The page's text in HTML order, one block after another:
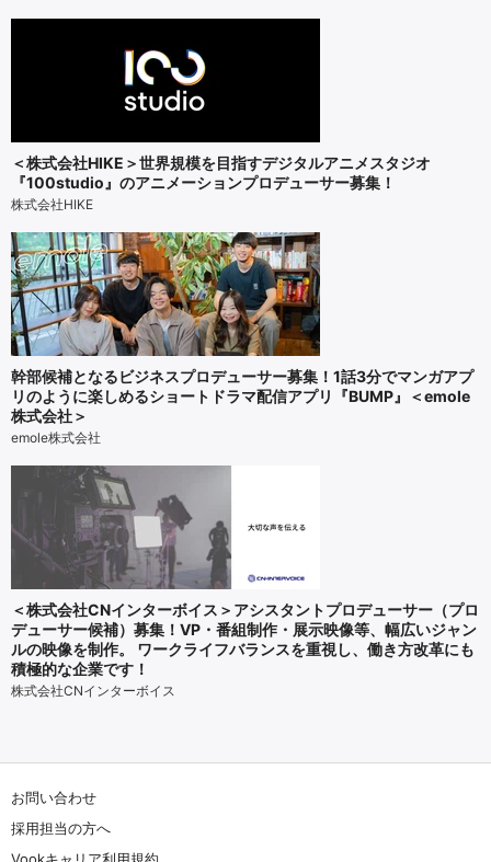
＜株式会社HIKE＞世界規模を目指すデジタルアニメスタジオ
『100studio』のアニメーションプロデューサー募集！
株式会社HIKE
幹部候補となるビジネスプロデューサー募集！1話3分でマンガアプ
リのように楽しめるショートドラマ配信アプリ『BUMP』＜emole
株式会社＞
emole株式会社
＜株式会社CNインターボイス＞アシスタントプロデューサー（プロ
デューサー候補）募集！VP・番組制作・展示映像等、幅広いジャン
ルの映像を制作。 ワークライフバランスを重視し、働き方改革にも
積極的な企業です！
株式会社CNインターボイス
お問い合わせ
採用担当の方へ